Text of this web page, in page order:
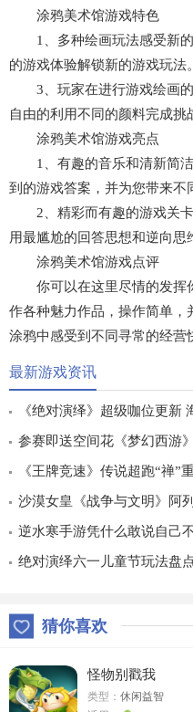
涂鸦美术馆游戏特色
1、多种绘画玩法感受新的
的游戏体验解锁新的游戏玩法。
3、玩家在进行游戏绘画的
自由的利用不同的颜料完成挑
涂鸦美术馆游戏亮点
1、有趣的音乐和清新简洁
到的游戏答案，并为您带来不
2、精彩而有趣的游戏关卡
用最尴尬的回答思想和逆向思
涂鸦美术馆游戏点评
你可以在这里尽情的发挥
作各种魅力作品，操作简单，
涂鸦中感受到不同寻常的经营
最新游戏资讯
《绝对演绎》超级咖位更新
幻时装免费拿！
参赛即送空间花《梦幻西游
届X9联赛报名进行中！
《王牌竞速》传说超跑“禅”
车合一 竞速飞升！
沙漠女皇《战争与文明》阿
价
逆水寒手游凭什么敢说自己
绝对演绎六一儿童节玩法盘
猜你喜欢
怪物别戳我
类型： 休闲益智